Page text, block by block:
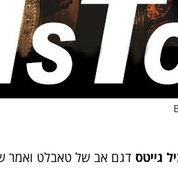
גייטס